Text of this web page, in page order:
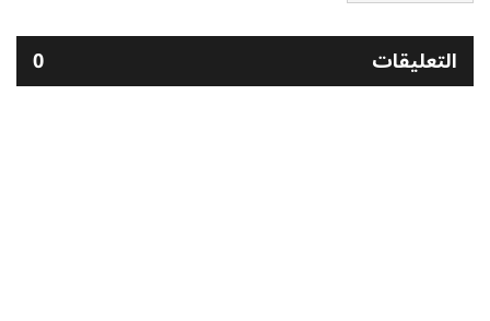
التعليقات 0